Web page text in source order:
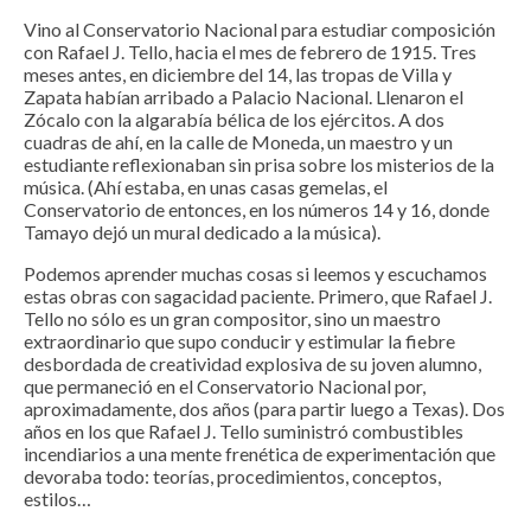
Vino al Conservatorio Nacional para estudiar composición
con Rafael J. Tello, hacia el mes de febrero de 1915. Tres
meses antes, en diciembre del 14, las tropas de Villa y
Zapata habían arribado a Palacio Nacional. Llenaron el
Zócalo con la algarabía bélica de los ejércitos. A dos
cuadras de ahí, en la calle de Moneda, un maestro y un
estudiante reflexionaban sin prisa sobre los misterios de la
música. (Ahí estaba, en unas casas gemelas, el
Conservatorio de entonces, en los números 14 y 16, donde
Tamayo dejó un mural dedicado a la música).
Podemos aprender muchas cosas si leemos y escuchamos
estas obras con sagacidad paciente. Primero, que Rafael J.
Tello no sólo es un gran compositor, sino un maestro
extraordinario que supo conducir y estimular la fiebre
desbordada de creatividad explosiva de su joven alumno,
que permaneció en el Conservatorio Nacional por,
aproximadamente, dos años (para partir luego a Texas). Dos
años en los que Rafael J. Tello suministró combustibles
incendiarios a una mente frenética de experimentación que
devoraba todo: teorías, procedimientos, conceptos,
estilos…